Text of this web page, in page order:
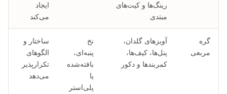
رینگ‌ها و کیت‌های
مبتدی
ایجاد
می‌کند
گره
مربعی
آویزهای گلدان،
پنل‌ها، کیف‌ها،
کمربندها و دکور
نخ
پنبه‌ای،
بافته‌شده
یا
پلی‌استر
ساختار و
الگوهای
تکرارپذیر
می‌دهد